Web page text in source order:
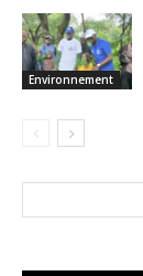
Environnement